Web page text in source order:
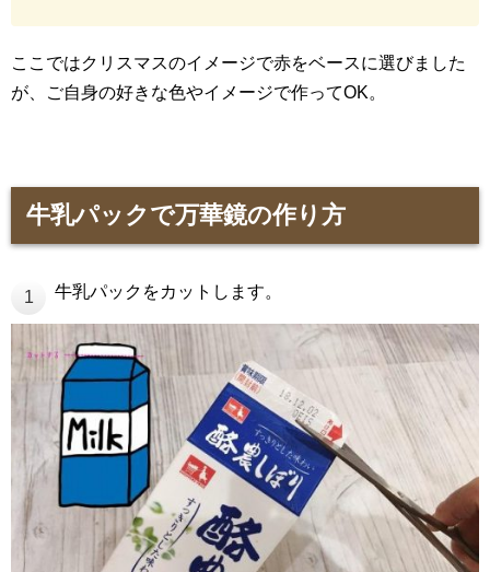
ここではクリスマスのイメージで赤をベースに選びました
が、ご自身の好きな色やイメージで作ってOK。
牛乳パックで万華鏡の作り方
1 牛乳パックをカットします。